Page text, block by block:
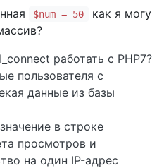
$num = 50
как я могу
работать с PHP7?
пользователя с
данные из базы
в строке
просмотров и
на один IP-адрес